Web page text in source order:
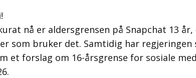
nå er aldersgrensen på Snapchat 13
som bruker det. Samtidig har regjeringen
et forslag om 16-årsgrense for sosiale